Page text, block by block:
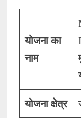
योजना का
नाम
योजना क्षेत्र